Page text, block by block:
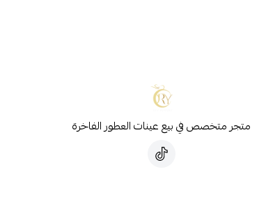
متجر متخصص في بيع عينات العطور الفاخرة